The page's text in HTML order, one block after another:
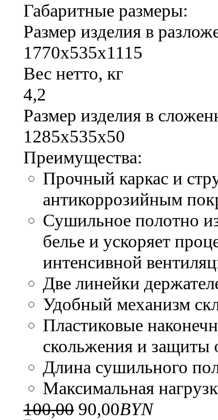
Габаритные размеры:
Размер изделия в
1770х535х1115
Вес нетто, кг
4,2
Размер изделия в
1285х535х50
Преимущества:
Прочный каркас и
антикоррозийным
Сушильное полотно
белье и ускоряет
интенсивной
Две линейки
Удобный механизм
Пластиковые
скольжения и
Длина сушильного
Максимальная
100,00 90,00BYN